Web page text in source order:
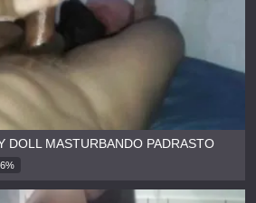
DOLL MASTURBANDO PADRASTO